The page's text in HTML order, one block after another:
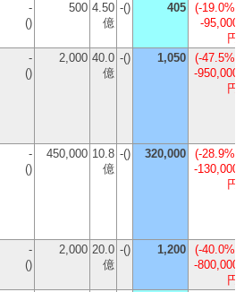
-
()
500 4.50
億
-() 405 (-19.0%
-95,000
円
-
()
2,000 40.0
億
-() 1,050 (-47.5%
-950,000
円
-
()
450,000 10.8
億
-() 320,000 (-28.9%
-130,000
円
-
()
2,000 20.0
億
-() 1,200 (-40.0%
-800,000
円